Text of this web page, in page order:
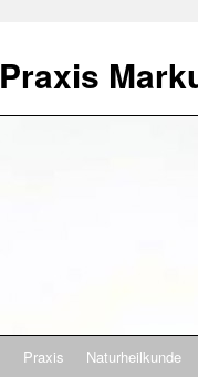
Praxis
Praxis Naturheilkunde